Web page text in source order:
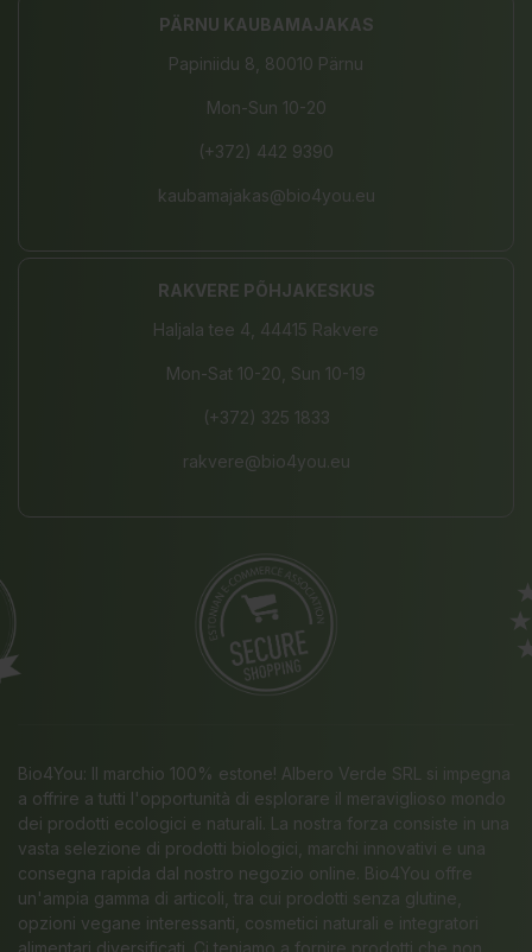
PÄRNU KAUBAMAJAKAS
Papiniidu 8, 80010 Pärnu
Mon-Sun 10-20
(+372) 442 9390
kaubamajakas@bio4you.eu
RAKVERE PÕHJAKESKUS
Haljala tee 4, 44415 Rakvere
Mon-Sat 10-20, Sun 10-19
(+372) 325 1833
rakvere@bio4you.eu
Bio4You: Il marchio 100% estone! Albero Verde SRL si impegna
a offrire a tutti l'opportunità di esplorare il meraviglioso mondo
dei prodotti ecologici e naturali. La nostra forza consiste in una
vasta selezione di prodotti biologici, marchi innovativi e una
consegna rapida dal nostro negozio online. Bio4You offre
un'ampia gamma di articoli, tra cui prodotti senza glutine,
opzioni vegane interessanti, cosmetici naturali e integratori